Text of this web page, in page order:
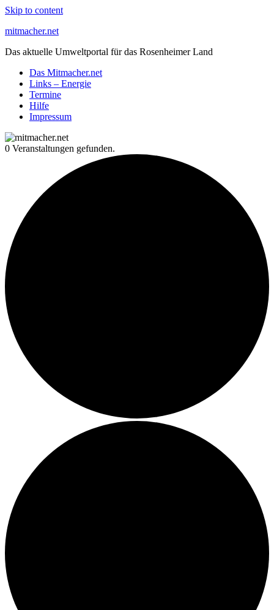
Skip to content
mitmacher.net
Das aktuelle Umweltportal für das Rosenheimer Land
Das Mitmacher.net
Links – Energie
Termine
Hilfe
Impressum
0 Veranstaltungen gefunden.